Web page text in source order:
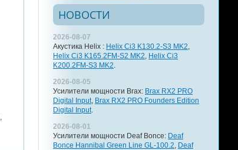
НОВОСТИ
2026-08-07
Акустика Helix : Helix Ci3 K130.2-S3 MK2,
Helix Ci3 K165.2FM-S2 MK2, Helix Ci3
K200.2FM-S3 MK2.
2026-08-05
Усилители мощности Brax: Brax RX2 PRO
Digital Input, Brax RX2 PRO Founders Edition
Digital Input.
2026-08-01
Усилители мощности Deaf Bonce: Deaf
Bonce Hannibal Green Line GL-100.2, Deaf